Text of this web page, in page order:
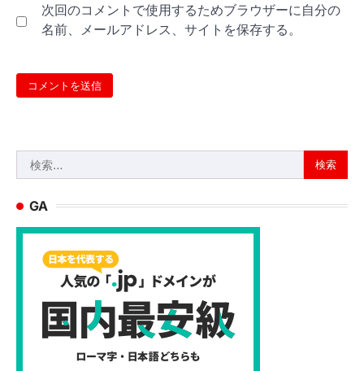
次回のコメントで使用するためブラウザーに自分の
名前、メールアドレス、サイトを保存する。
索:
GA